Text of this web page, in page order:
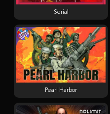
Serial
Pearl Harbor